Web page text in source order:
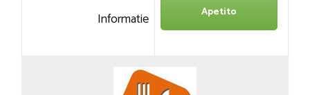
Informatie Apetito